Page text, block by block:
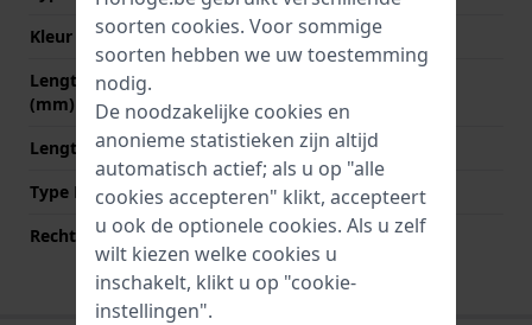
Kleur sluiting
Zwart
Lengte band op 12 uur
(mm)
Lengte band op 6 uur (mm) 110 mm
Type Bevestiging
Bandpennen
Rechte aanzet
Ja
soorten cookies. Voor sommige
soorten hebben we uw toestemming
nodig.
De noodzakelijke cookies en
anonieme statistieken zijn altijd
automatisch actief; als u op "alle
cookies accepteren" klikt, accepteert
u ook de optionele cookies. Als u zelf
wilt kiezen welke cookies u
inschakelt, klikt u op "cookie-
instellingen".